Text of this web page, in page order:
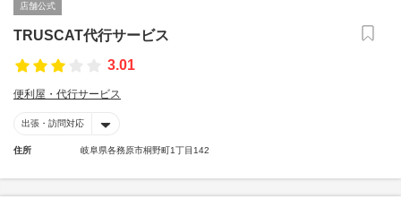
店舗公式
TRUSCAT代行サービス
3.01
便利屋・代行サービス
出張・訪問対応
住所 岐阜県各務原市桐野町1丁目142